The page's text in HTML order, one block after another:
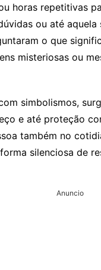
horas repetitivas
ou até
o que
misteriosas ou
simbolismos,
e até proteção
também no
silenciosa de
Anuncio